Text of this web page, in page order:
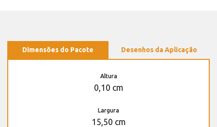
Dimensões do Pacote Desenhos da Aplicação
Altura
0,10 cm
Largura
15,50 cm